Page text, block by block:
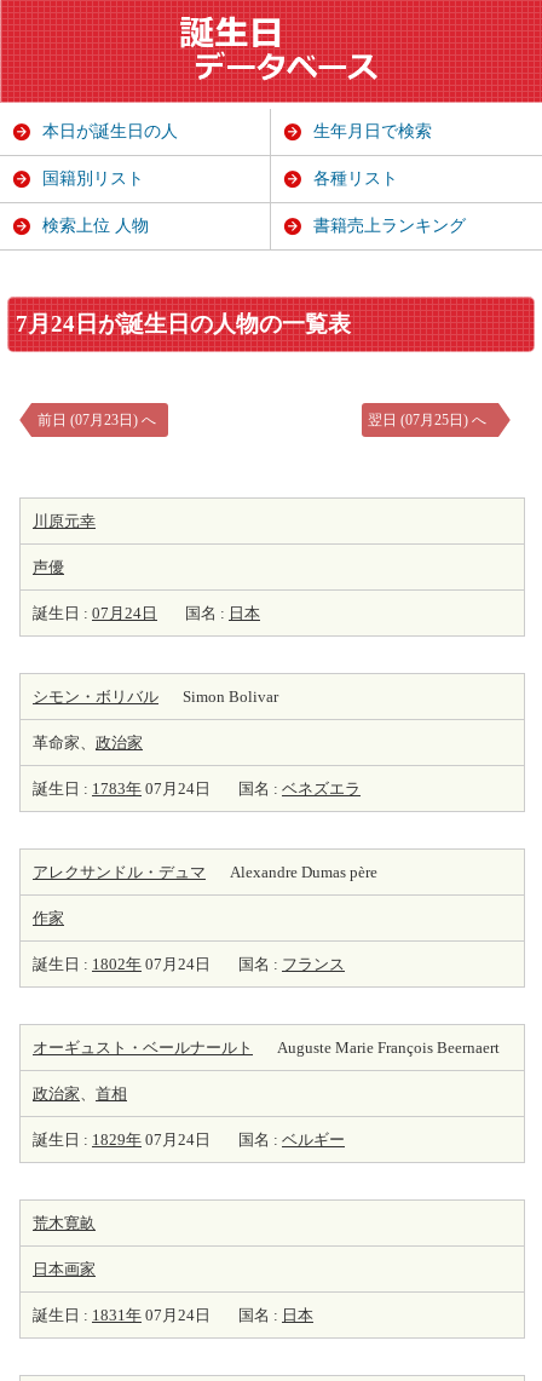
7月24日が誕生日の人物の一覧表
前日 (07月23日) へ 翌日 (07月25日) へ
川原元幸
声優
誕生日 : 07月24日 国名 : 日本
シモン・ボリバル Simon Bolivar
革命家、 政治家
誕生日 : 1783年 07月24日 国名 : ベネズエラ
アレクサンドル・デュマ Alexandre Dumas père
作家
誕生日 : 1802年 07月24日 国名 : フランス
オーギュスト・ベールナールト Auguste Marie François Beernaert
政治家、 首相
誕生日 : 1829年 07月24日 国名 : ベルギー
荒木寛畝
日本画家
誕生日 : 1831年 07月24日 国名 : 日本
本日が誕生日の人 生年月日で検索
国籍別リスト 各種リスト
検索上位 人物 書籍売上ランキング